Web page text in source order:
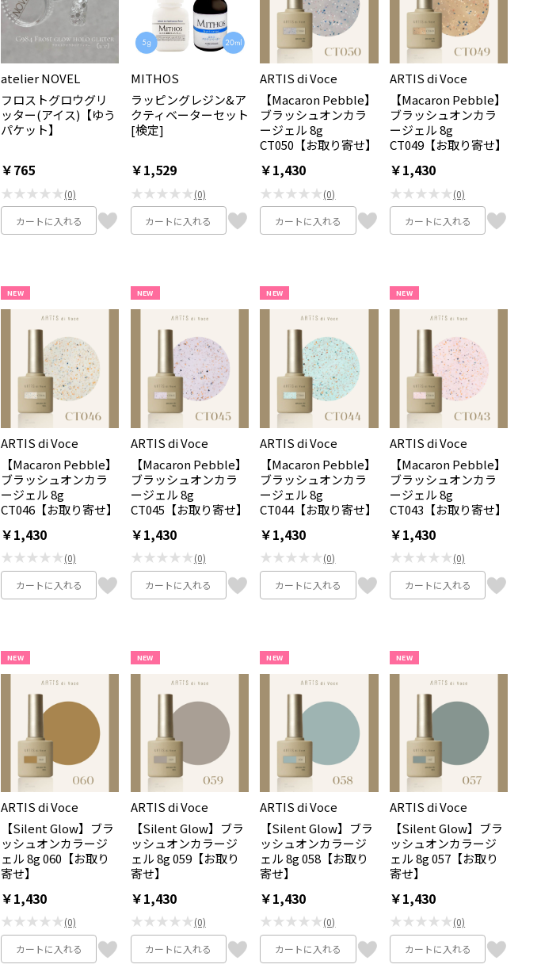
atelier NOVEL
フロストグロウグリ
ッター(アイス)【ゆう
パケット】
￥765
★★★★★(0)
カートに入れる
MITHOS
ラッピングレジン&ア
クティベーターセット
[検定]
￥1,529
★★★★★(0)
カートに入れる
ARTIS di Voce
【Macaron Pebble】
ブラッシュオンカラ
ージェル 8g
CT050【お取り寄せ】
￥1,430
★★★★★(0)
カートに入れる
ARTIS di Voce
【Macaron Pebble】
ブラッシュオンカラ
ージェル 8g
CT049【お取り寄せ】
￥1,430
★★★★★(0)
カートに入れる
NEW
ARTIS di Voce
【Macaron Pebble】
ブラッシュオンカラ
ージェル 8g
CT046【お取り寄せ】
￥1,430
★★★★★(0)
カートに入れる
NEW
ARTIS di Voce
【Macaron Pebble】
ブラッシュオンカラ
ージェル 8g
CT045【お取り寄せ】
￥1,430
★★★★★(0)
カートに入れる
NEW
ARTIS di Voce
【Macaron Pebble】
ブラッシュオンカラ
ージェル 8g
CT044【お取り寄せ】
￥1,430
★★★★★(0)
カートに入れる
NEW
ARTIS di Voce
【Macaron Pebble】
ブラッシュオンカラ
ージェル 8g
CT043【お取り寄せ】
￥1,430
★★★★★(0)
カートに入れる
NEW
ARTIS di Voce
【Silent Glow】ブラ
ッシュオンカラージ
ェル 8g 060【お取り
寄せ】
￥1,430
★★★★★(0)
カートに入れる
NEW
ARTIS di Voce
【Silent Glow】ブラ
ッシュオンカラージ
ェル 8g 059【お取り
寄せ】
￥1,430
★★★★★(0)
カートに入れる
NEW
ARTIS di Voce
【Silent Glow】ブラ
ッシュオンカラージ
ェル 8g 058【お取り
寄せ】
￥1,430
★★★★★(0)
カートに入れる
NEW
ARTIS di Voce
【Silent Glow】ブラ
ッシュオンカラージ
ェル 8g 057【お取り
寄せ】
￥1,430
★★★★★(0)
カートに入れる